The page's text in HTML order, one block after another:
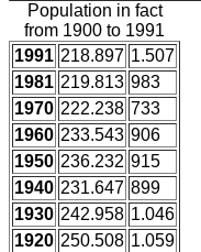
Population in fact
from 1900 to 1991
1991 218.897 1.507
1981 219.813 983
1970 222.238 733
1960 233.543 906
1950 236.232 915
1940 231.647 899
1930 242.958 1.046
1920 250.508 1.059